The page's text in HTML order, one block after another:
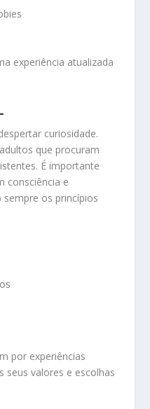
experiência atualizada
curiosidade.
que procuram
É importante
consciência e
sempre os princípios
por experiências
seus valores e escolhas